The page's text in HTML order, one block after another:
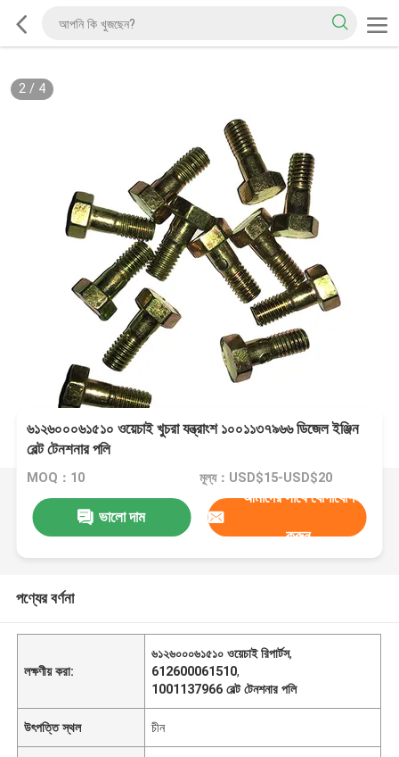
2/ 4
৬১২৬০০০৬১৫১০ ওয়েচাই খুচরা যন্ত্রাংশ ১০০১১৩৭৯৬৬ ডিজেল ইঞ্জিন
বেল্ট টেনশনার পলি
MOQ：10 মূল্য：USD$15-USD$20
ভালো দাম
আমাদের সাথে যোগাযোগ
করুন
পণ্যের বর্ণনা
লক্ষণীয় করা:
৬১২৬০০০৬১৫১০ ওয়েচাই রিপার্টস,
612600061510,
1001137966 বেল্ট টেনশনার পলি
উৎপত্তি স্থল চীন